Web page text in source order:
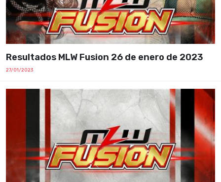
Resultados MLW Fusion 26 de enero de 2023
27/01/2023